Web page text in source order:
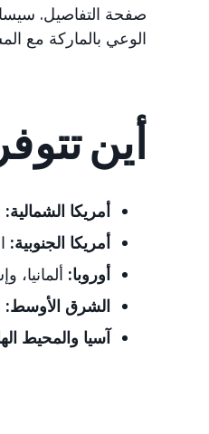
صفحة التفاصيل.
الوعي بالماركة مع
أين
أمريكا الشمالية:
أمريكا الجنوبية:
أوروبا: ألمانيا،
الشرق الأوسط:
آسيا والمحيط